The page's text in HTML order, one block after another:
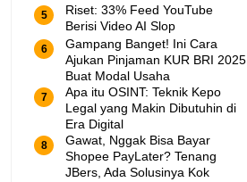
Riset: 33% Feed YouTube
Berisi Video AI Slop
Gampang Banget! Ini Cara
Ajukan Pinjaman KUR BRI 2025
Buat Modal Usaha
Apa itu OSINT: Teknik Kepo
Legal yang Makin Dibutuhin di
Era Digital
Gawat, Nggak Bisa Bayar
Shopee PayLater? Tenang
JBers, Ada Solusinya Kok